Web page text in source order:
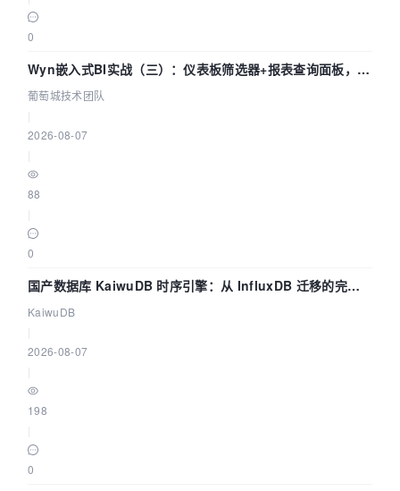
0
Wyn嵌入式BI实战（三）：仪表板筛选器+报表查询面板，参
数联动全闭环
葡萄城技术团队
2026-08-07
88
0
国产数据库 KaiwuDB 时序引擎：从 InfluxDB 迁移的完整
技术路径
KaiwuDB
2026-08-07
198
0